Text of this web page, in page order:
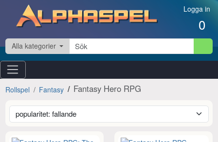
Hoppa till innehåll Logga in
0
Alla kategorier
Rollspel Fantasy Fantasy Hero RPG